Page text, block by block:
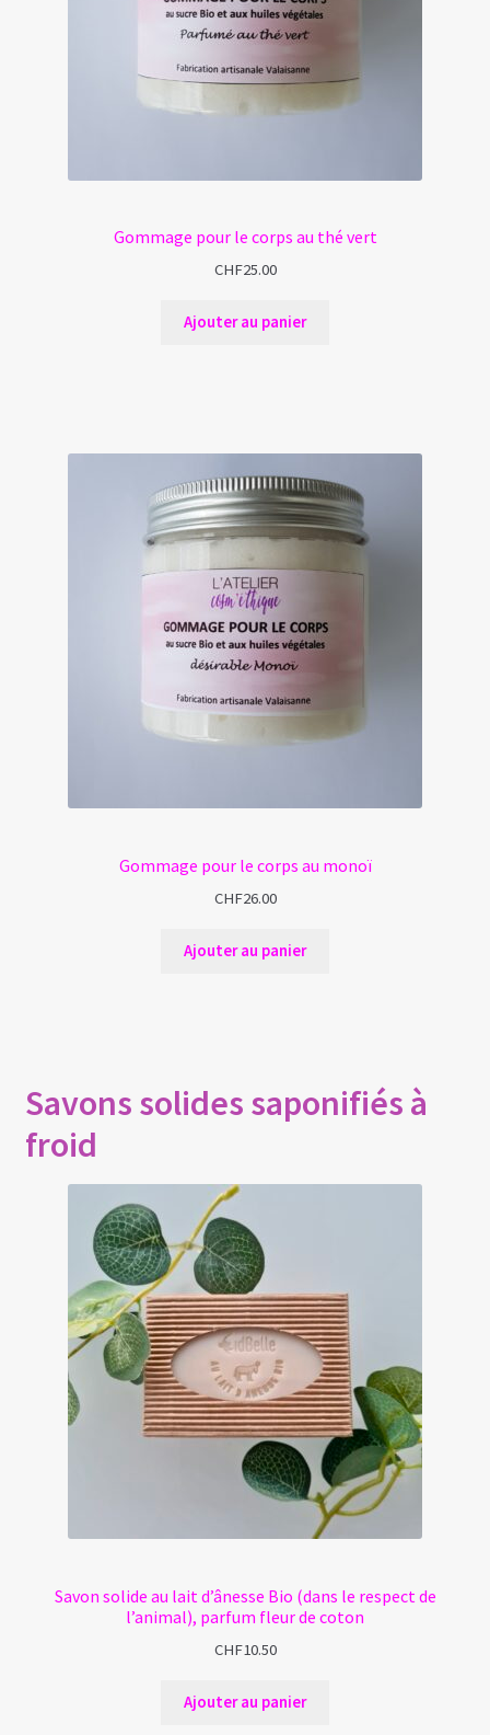
Gommage pour le corps au thé vert
CHF25.00
Ajouter au panier
Gommage pour le corps au monoï
CHF26.00
Ajouter au panier
Savons solides saponifiés à
froid
Savon solide au lait d’ânesse Bio (dans le respect de
l’animal), parfum fleur de coton
CHF10.50
Ajouter au panier